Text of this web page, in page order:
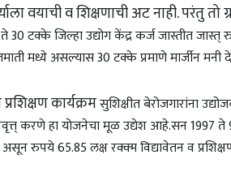
वयाची व शिक्षणाची अट नाही. परंतु तो
ते 30 टक्के जिल्हा उद्योग केंद्र कर्ज जास्तीत
मध्ये असल्यास 30 टक्के प्रमाणे मार्जीन मनी
कार्यक्रमसुशिक्षीत बेरोजगारांना
करणे हा योजनेचा मूळ उद्येश आहे.सन 1997 ते
रुपये 65.85 लक्ष रक्क्म विद्यावेतन व